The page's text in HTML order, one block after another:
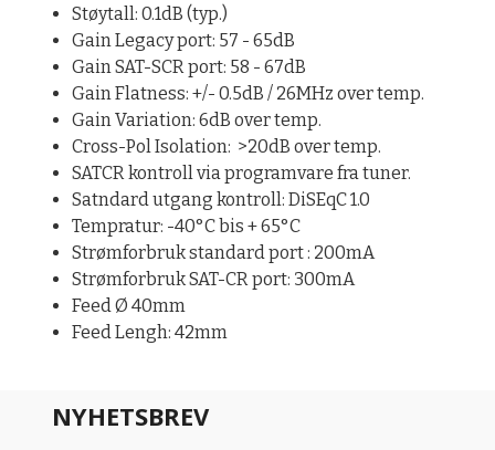
Støytall: 0.1dB (typ.)
Gain Legacy port: 57 - 65dB
Gain SAT-SCR port: 58 - 67dB
Gain Flatness: +/- 0.5dB / 26MHz over temp.
Gain Variation: 6dB over temp.
Cross-Pol Isolation: >20dB over temp.
SATCR kontroll via programvare fra tuner.
Satndard utgang kontroll: DiSEqC 1.0
Tempratur: -40°C bis + 65°C
Strømforbruk standard port : 200mA
Strømforbruk SAT-CR port: 300mA
Feed Ø 40mm
Feed Lengh: 42mm
NYHETSBREV